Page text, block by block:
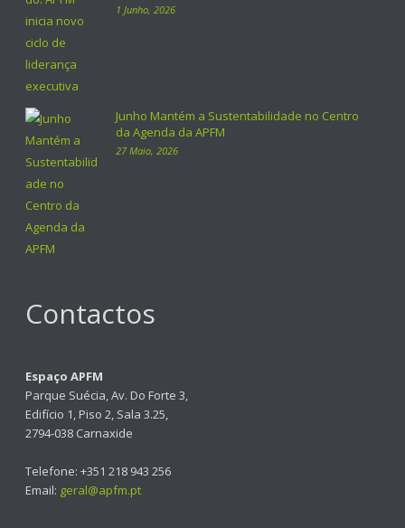
1 Junho, 2026
Junho Mantém a Sustentabilidade no Centro
da Agenda da APFM
27 Maio, 2026
Contactos
Espaço APFM
Parque Suécia, Av. Do Forte 3,
Edifício 1, Piso 2, Sala 3.25,
2794-038 Carnaxide
Telefone: +351 218 943 256
Email: geral@apfm.pt